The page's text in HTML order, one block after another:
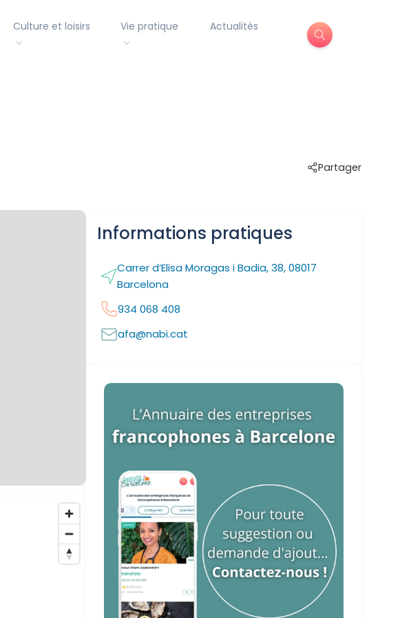
Culture et loisirs Vie pratique Actualités
Partager
Informations pratiques
Carrer d’Elisa Moragas i Badia, 38, 08017
Barcelona
934 068 408
afa@nabi.cat